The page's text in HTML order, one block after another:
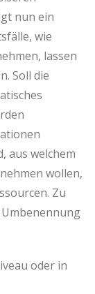
nun ein
wie
lassen
Soll die
aus welchem
wollen,
Zu
oder in